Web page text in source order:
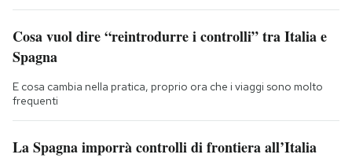
Cosa vuol dire “reintrodurre i controlli” tra Italia e
Spagna
E cosa cambia nella pratica, proprio ora che i viaggi sono molto
frequenti
La Spagna imporrà controlli di frontiera all’Italia